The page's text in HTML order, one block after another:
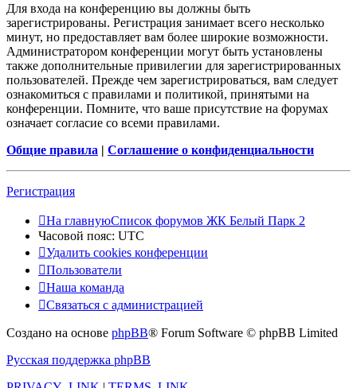
Для входа на конференцию вы должны быть
зарегистрированы. Регистрация занимает всего несколько
минут, но предоставляет вам более широкие возможности.
Администратором конференции могут быть установлены
также дополнительные привилегии для зарегистрированных
пользователей. Прежде чем зарегистрироваться, вам следует
ознакомиться с правилами и политикой, принятыми на
конференции. Помните, что ваше присутствие на форумах
означает согласие со всеми правилами.
Общие правила | Соглашение о конфиденциальности
Регистрация
На главнуюСписок форумов ЖК Белый Парк 2
Часовой пояс: UTC
Удалить cookies конференции
Пользователи
Наша команда
Связаться с администрацией
Создано на основе phpBB® Forum Software © phpBB Limited
Русская поддержка phpBB